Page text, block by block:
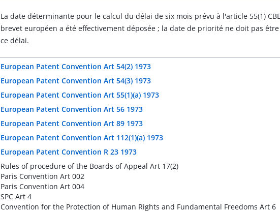
La date déterminante pour le calcul du délai de six mois prévu à l'article 55(1)
brevet européen a été effectivement déposée ; la date de priorité ne doit pas
ce délai.
European Patent Convention Art 54(2) 1973
European Patent Convention Art 54(3) 1973
European Patent Convention Art 55(1)(a) 1973
European Patent Convention Art 56 1973
European Patent Convention Art 89 1973
European Patent Convention Art 112(1)(a) 1973
European Patent Convention R 23 1973
Rules of procedure of the Boards of Appeal Art 17(2)
Paris Convention Art 002
Paris Convention Art 004
SPC Art 4
Convention for the Protection of Human Rights and Fundamental Freedoms Art 6